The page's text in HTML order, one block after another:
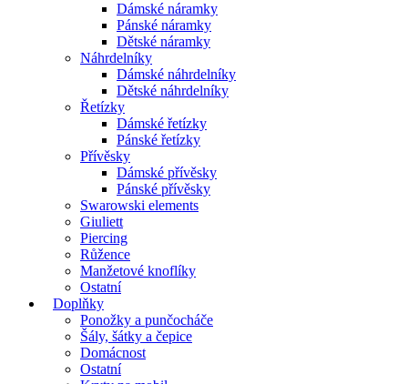
Dámské náramky
Pánské náramky
Dětské náramky
Náhrdelníky
Dámské náhrdelníky
Dětské náhrdelníky
Řetízky
Dámské řetízky
Pánské řetízky
Přívěsky
Dámské přívěsky
Pánské přívěsky
Swarowski elements
Giuliett
Piercing
Růžence
Manžetové knoflíky
Ostatní
Doplňky
Ponožky a punčocháče
Šály, šátky a čepice
Domácnost
Ostatní